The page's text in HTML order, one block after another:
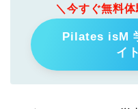
＼今すぐ無料
Pilates isM
イ